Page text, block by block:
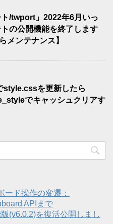
ト/twport」2022年6月いっ
の公開機能を終了します
メンテナンス】
を更新したら
でキャッシュクリアす
ド操作の変遷：
APIまで
(v6.0.2)を復活公開しまし